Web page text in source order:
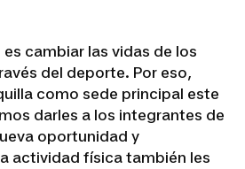
cambiar las vidas de los
del deporte. Por eso,
como sede principal este
darles a los integrantes de
oportunidad y
actividad física también les